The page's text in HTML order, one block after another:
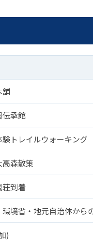
バックナンバー(2020～
舗
伝承館
トレイルウォーキング
森散策
荘到着
境省・地元自治体から
)